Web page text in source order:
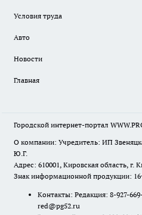
Условия труда
Авто
Новости
Главная
Городской интернет-портал
О компании: Учредитель: ИП
Ю.Г.
Адрес: 610001, Кировская область, г.
Знак информационной продукции:
Контакты: Редакция: 8-927-
red@pg52.ru